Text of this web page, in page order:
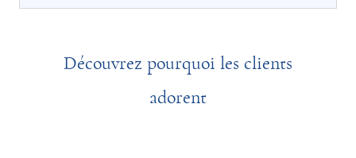
Découvrez pourquoi les clients
adorent